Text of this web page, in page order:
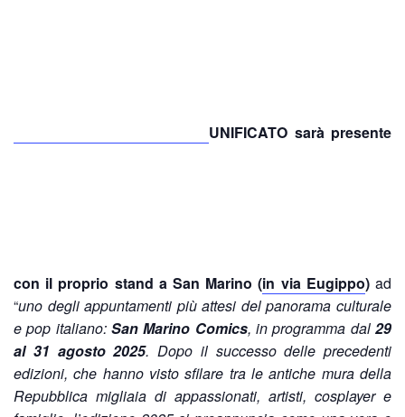
UNIFICATO sarà presente
con il proprio stand a San Marino (in via Eugippo)ad
“uno degli appuntamenti più attesi del panorama culturale
e pop italiano: San Marino Comics, in programma dal29
al 31 agosto 2025. Dopo il successo delle precedenti
edizioni, che hanno visto sfilare tra le antiche mura della
Repubblica migliaia di appassionati, artisti, cosplayer e